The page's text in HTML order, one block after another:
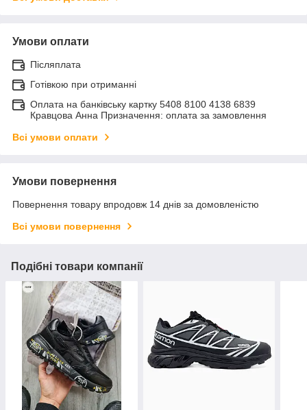
Умови оплати
Післяплата
Готівкою при отриманні
Оплата на банківську картку 5408 8100 4138 6839
Кравцова Анна Призначення: оплата за замовлення
Всі умови оплати
Умови повернення
Повернення товару впродовж 14 днів за домовленістю
Всі умови повернення
Подібні товари компанії